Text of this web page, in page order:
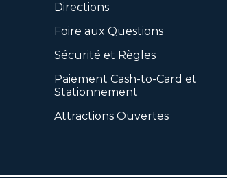
Directions
Foire aux Questions
Sécurité et Règles
Paiement Cash-to-Card et
Stationnement
Attractions Ouvertes